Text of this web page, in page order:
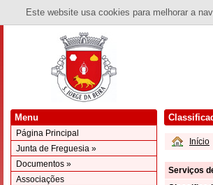
Este website usa cookies para melhorar a
Menu
Página Principal
Junta de Freguesia »
Documentos »
Associações
Início
Serviços